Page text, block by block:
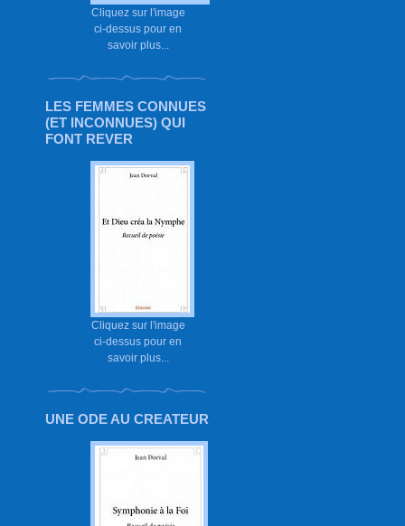
Cliquez sur l'image
ci-dessus pour en
savoir plus...
LES FEMMES CONNUES
(ET INCONNUES) QUI
FONT REVER
Cliquez sur l'image
ci-dessus pour en
savoir plus...
UNE ODE AU CREATEUR